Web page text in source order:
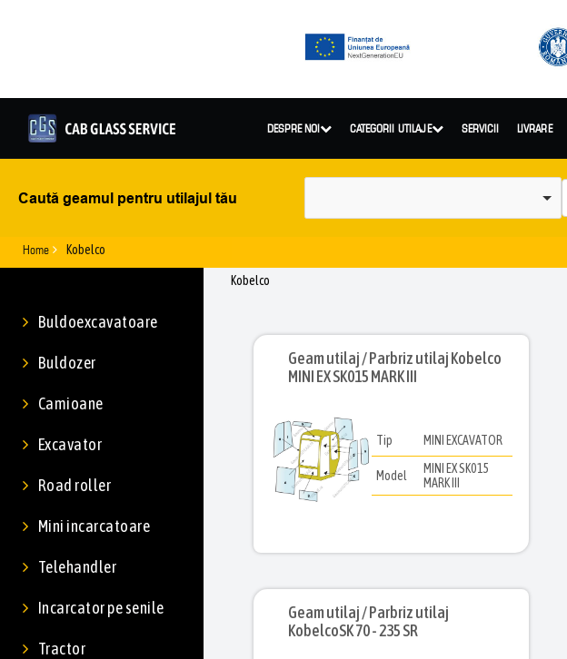
DESPRE NOI CATEGORII UTILAJE SERVICII LIVRARE
Caută geamul pentru utilajul tău
Home Kobelco
Buldoexcavatoare
Buldozer
Camioane
Excavator
Road roller
Mini incarcatoare
Telehandler
Incarcator pe senile
Tractor
Kobelco
Geam utilaj / Parbriz utilaj Kobelco
MINI EX SK015 MARK III
Tip MINI EXCAVATOR
Model
MINI EX SK015
MARK III
Geam utilaj / Parbriz utilaj
KobelcoSK 70 - 235 SR